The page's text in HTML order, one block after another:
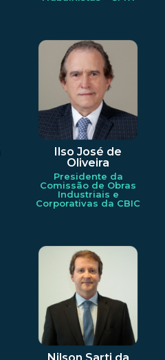
Ilso José de
Oliveira
Presidente da
Comissão de Obras
Industriais e
Corporativas da CBIC